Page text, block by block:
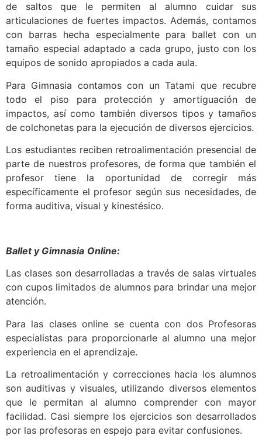
de saltos que le permiten al alumno cuidar sus
articulaciones de fuertes impactos. Además, contamos
con barras hecha especialmente para ballet con un
tamaño especial adaptado a cada grupo, justo con los
equipos de sonido apropiados a cada aula.
Para Gimnasia contamos con un Tatami que recubre
todo el piso para protección y amortiguación de
impactos, así como también diversos tipos y tamaños
de colchonetas para la ejecución de diversos ejercicios.
Los estudiantes reciben retroalimentación presencial de
parte de nuestros profesores, de forma que también el
profesor tiene la oportunidad de corregir más
específicamente el profesor según sus necesidades, de
forma auditiva, visual y kinestésico.
Ballet y Gimnasia Online:
Las clases son desarrolladas a través de salas virtuales
con cupos limitados de alumnos para brindar una mejor
atención.
Para las clases online se cuenta con dos Profesoras
especialistas para proporcionarle al alumno una mejor
experiencia en el aprendizaje.
La retroalimentación y correcciones hacia los alumnos
son auditivas y visuales, utilizando diversos elementos
que le permitan al alumno comprender con mayor
facilidad. Casi siempre los ejercicios son desarrollados
por las profesoras en espejo para evitar confusiones.